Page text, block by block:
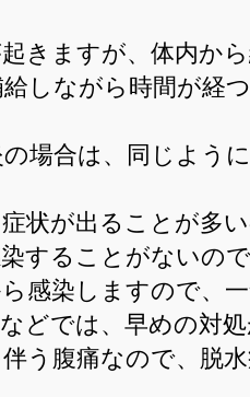
きますが、体内か
しながら時間が経
場合は、同じよう
状が出ることが多
することがないの
感染しますので、
どでは、早めの対
う腹痛なので、脱